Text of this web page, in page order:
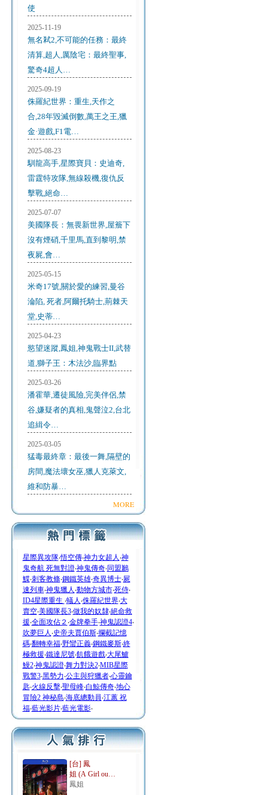
使
2025-11-19
無名弒2,不可能的任務：最終
清算,超人,厲陰宅：最終聖事,
驚奇4超人…
2025-09-19
侏羅紀世界：重生,天作之
合,28年毀滅倒數,萬王之王,獵
金·遊戲,F1電…
2025-08-23
馴龍高手,星際寶貝：史迪奇,
雷霆特攻隊,無線殺機,復仇反
擊戰,絕命…
2025-07-07
美國隊長：無畏新世界,屋簷下
沒有煙硝,千里馬,直到黎明,禁
夜屍,會…
2025-05-15
米奇17號,關於愛的練習,曼谷
淪陷, 死者,阿爾托騎士,荊棘天
堂,史蒂…
2025-04-23
慾望迷蹤,鳳姐,神鬼戰士II,武替
道,獅子王：木法沙,臨界點
2025-03-26
潘霍華,遷徒風險,完美伴侶,禁
谷,嫌疑者的真相,鬼聲泣2,台北
追緝令…
2025-03-05
猛毒最終章：最後一舞,隔壁的
房間,魔法壞女巫,獵人克萊文,
維和防暴…
MORE
星際異攻隊‧悟空傳‧神力女超人 ‧神
鬼奇航 死無對證‧神鬼傳奇‧同盟鶼
鰈‧刺客教條‧鋼鐵英雄‧奇異博士‧屍
速列車‧神鬼獵人 ‧動物方城市‧死侍‧
ID4星際重生 ‧蟻人 ‧侏羅紀世界‧大
賣空‧美國隊長3‧做我的奴隸‧絕命救
援‧全面攻佔２ ‧金牌拳手‧神鬼認證4‧
吹夢巨人 ‧史帝夫賈伯斯‧攔截記憶
碼‧翻轉幸福‧野蠻正義‧鋼鐵麥斯‧終
極救援‧鐵達尼號‧飢餓遊戲‧大尾鱸
鰻2‧神鬼認證‧舞力對決2‧MIB星際
戰警3‧黑勢力‧公主與狩獵者‧心靈鑰
匙‧火線反擊‧聖母峰‧白鯨傳奇‧地心
冒險2 神秘島‧海底總動員‧江蕙 祝
福‧藍光影片‧藍光電影‧
[台] 鳳
姐 (A Girl ou…
鳳姐